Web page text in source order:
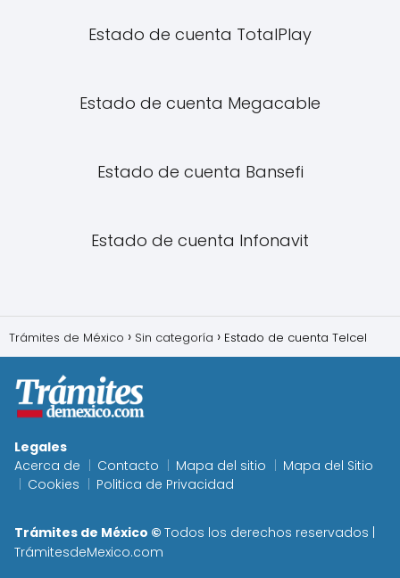
Estado de cuenta TotalPlay
Estado de cuenta Megacable
Estado de cuenta Bansefi
Estado de cuenta Infonavit
Trámites de México Sin categoría Estado de cuenta Telcel
Legales
Acerca de
Contacto Mapa del sitio
Mapa del Sitio
Cookies
Politica de Privacidad
Trámites de México © Todos los derechos reservados |
TrámitesdeMexico.com